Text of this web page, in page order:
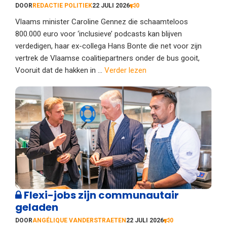
DOORREDACTIE POLITIEK22 JULI 2026 0
Vlaams minister Caroline Gennez die schaamteloos
800.000 euro voor ‘inclusieve’ podcasts kan blijven
verdedigen, haar ex-collega Hans Bonte die net voor zijn
vertrek de Vlaamse coalitiepartners onder de bus gooit,
Vooruit dat de hakken in ... Verder lezen
Flexi-jobs zijn communautair
geladen
DOORANGÉLIQUE VANDERSTRAETEN22 JULI 2026 0